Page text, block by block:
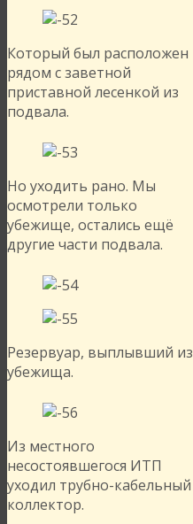
Который был расположен
рядом с заветной
приставной лесенкой из
подвала.
Но уходить рано. Мы
осмотрели только
убежище, остались ещё
другие части подвала.
Резервуар, выплывший из
убежища.
Из местного
несостоявшегося ИТП
уходил трубно-кабельный
коллектор.